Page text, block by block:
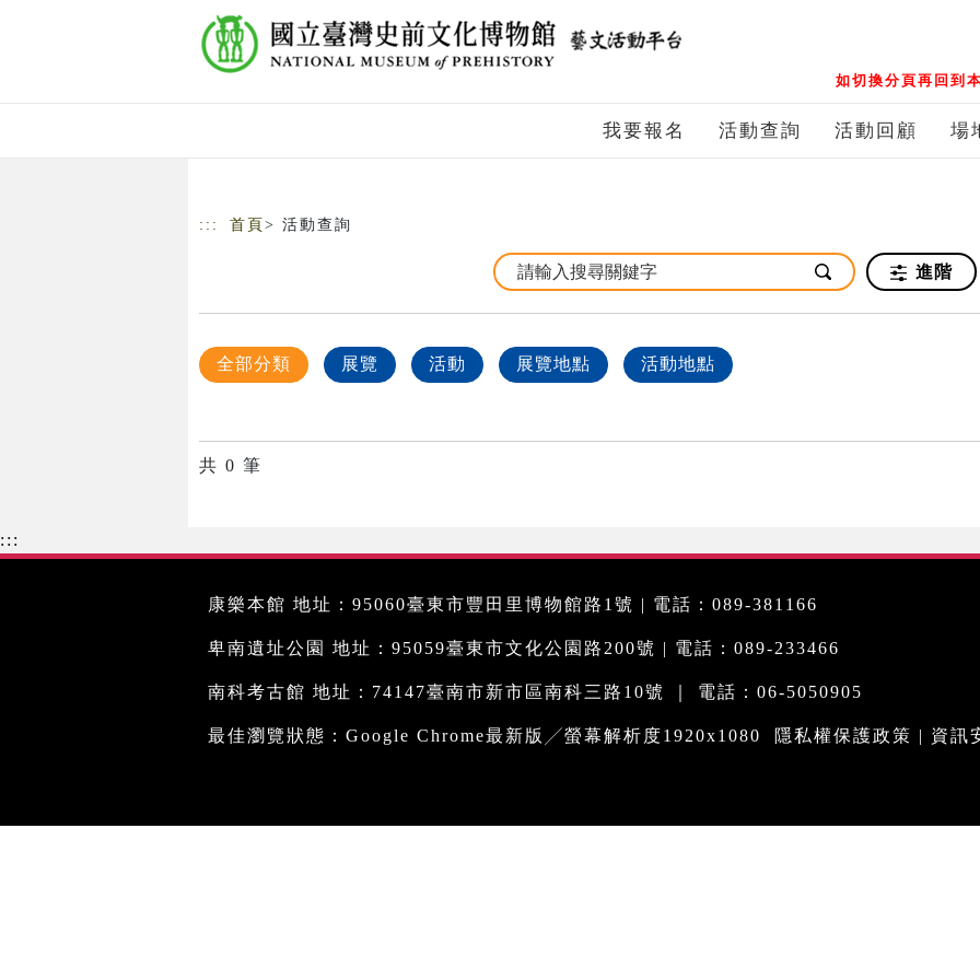
如切換分頁再回到
我要報名 活動查詢 活動回顧 場
::: 首頁 > 活動查詢
進階
全部分類 展覽 活動 展覽地點 活動地點
共 0 筆
:::
康樂本館 地址：95060臺東市豐田里博物館路1號 | 電話：089-381166
卑南遺址公園 地址：95059臺東市文化公園路200號 | 電話：089-233466
南科考古館 地址：74147臺南市新市區南科三路10號 ｜ 電話：06-5050905
最佳瀏覽狀態：Google Chrome最新版╱螢幕解析度1920x1080 隱私權保護政策 | 資訊